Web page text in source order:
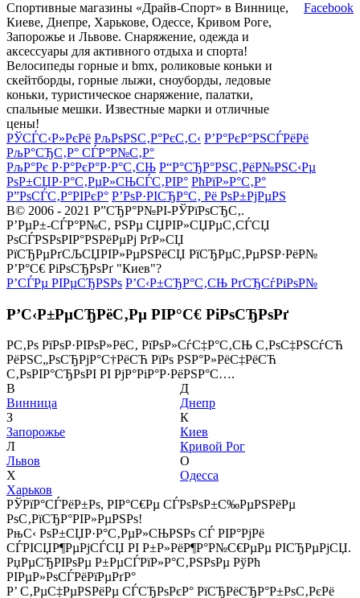
Спортивные магазины «Драйв-Спорт» в Виннице,
Киеве, Днепре, Харькове, Одессе, Кривом Роге,
Запорожье и Львове. Снаряжение, одежда и
аксессуары для активного отдыха и спорта!
Велосипеды горные и bmx, роликовые коньки и
скейтборды, горные лыжи, сноуборды, ледовые
коньки, туристическое снаряжение, палатки,
спальные мешки. Известные марки и отличные
цены!
Facebook
РЎСЃС‹Р»РєРё РљРѕРЅС‚Р°РєС‚С‹ Р’Р°РєР°РЅСЃРёРё
РљР°СЂС‚Р° СЃР°Р№С‚Р°
РљР°Рє Р·Р°РєР°Р·Р°С‚СЊ Р“Р°СЂР°РЅС‚РёР№РЅС‹Рµ
РѕР±СЏР·Р°С‚РµР»СЊСЃС‚РІР° РћРїР»Р°С‚Р°
Р”РѕСЃС‚Р°РІРєР° Р’РѕР·РІСЂР°С‚ Рё РѕР±РјРµРЅ
В© 2006 - 2021 Р”СЂР°Р№РІ-РЎРїРѕСЂС‚.
Р’РµР±-СЃР°Р№С‚ РЅРµ СЏРІР»СЏРµС‚СЃСЏ
РѕСЃРЅРѕРІР°РЅРёРµРј РґР»СЏ
РїСЂРµРґСЉСЏРІР»РµРЅРёСЏ РїСЂРµС‚РµРЅР·РёР№
Р’Р°С€ РіРѕСЂРѕРґ "Киев"?
Р’СЃРµ РІРµСЂРЅРѕ Р’С‹Р±СЂР°С‚СЊ РґСЂСѓРіРѕР№
Р’С‹Р±РµСЂРёС‚Рµ РІР°С€ РіРѕСЂРѕРґ
Р­С‚Рѕ РїРѕР·РІРѕР»РёС‚ РїРѕР»СѓС‡Р°С‚СЊ С‚РѕС‡РЅСѓСЋ
РёРЅС„РѕСЂРјР°С†РёСЋ РїРѕ РЅР°Р»РёС‡РёСЋ
С‚РѕРІР°СЂРѕРІ РІ РјР°РіР°Р·РёРЅР°С….
В
Винница
З
Запорожье
Л
Львов
Х
Харьков
Д
Днепр
К
Киев
Кривой Рог
О
Одесса
РЎРїР°СЃРёР±Рѕ, РІР°С€Рµ СЃРѕРѕР±С‰РµРЅРёРµ
РѕС‚РїСЂР°РІР»РµРЅРѕ!
РњС‹ РѕР±СЏР·Р°С‚РµР»СЊРЅРѕ СЃ РІР°РјРё
СЃРІСЏР¶РµРјСЃСЏ РІ Р±Р»РёР¶Р°Р№С€РµРµ РІСЂРµРјСЏ.
РџРµСЂРІРѕРµ Р±РµСЃРїР»Р°С‚РЅРѕРµ РўРћ
РІРµР»РѕСЃРёРїРµРґР°
Р’ С‚РµС‡РµРЅРёРµ СЃСЂРѕРєР° РїСЂРёСЂР°Р±РѕС‚РєРё